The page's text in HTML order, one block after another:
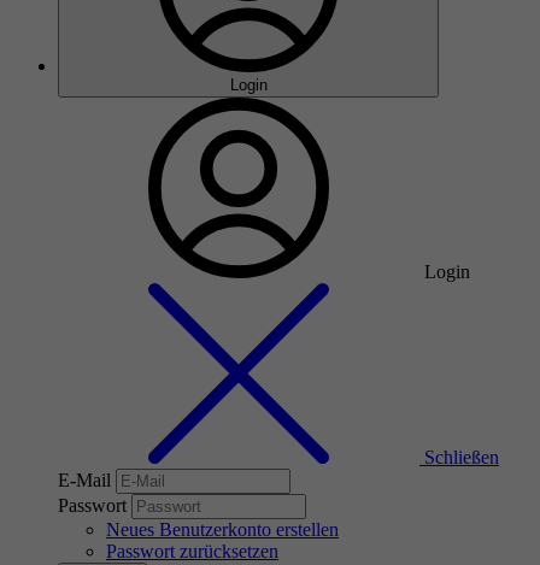
Login
Login
Schließen
E-Mail
Passwort
Neues Benutzerkonto erstellen
Passwort zurücksetzen